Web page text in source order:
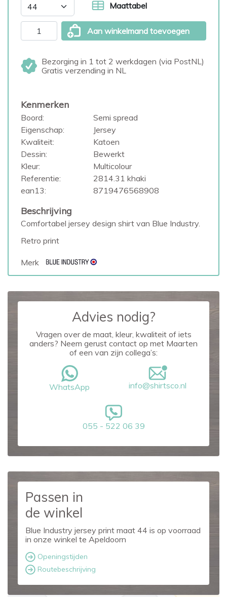
Maattabel
Aan winkelmand toevoegen
Bezorging in 1 tot 2 werkdagen (via PostNL)
Gratis verzending in NL
Kenmerken
Boord:
Semi spread
Eigenschap:
Jersey
Kwaliteit:
Katoen
Dessin:
Bewerkt
Kleur:
Multicolour
Referentie:
2814.31 khaki
ean13:
8719476568908
Beschrijving
Comfortabel jersey design shirt van Blue Industry.
Retro print
Merk
Advies nodig?
Vragen over de maat, kleur, kwaliteit of iets
anders? Neem gerust contact op met Maarten
of een van zijn collega’s:
WhatsApp info@shirtsco.nl
055 - 522 06 39
Passen in
de winkel
Blue Industry jersey print maat 44 is op voorraad
in onze winkel te Apeldoorn
Openingstijden
Routebeschrijving